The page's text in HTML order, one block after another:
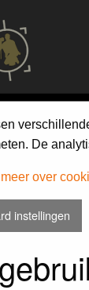
De
over
instellingen